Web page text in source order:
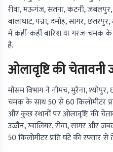
रीवा, मऊगंज, सतना, कटनी, जबलपुर,
बालाघाट, पन्ना, दमोह, सागर,
में कहीं-कहीं बारिश या गरज-चमक के
है.
ओलावृष्टि की चेतावनी
मौसम विभाग ने नीमच, मुरैना,
चमक के साथ 50 से 60 किलोमीटर
और कुछ स्थानों पर ओलावृष्टि की
उज्जैन, ग्वालियर, रीवा, सागर और
50 किलोमीटर प्रति घंटे की रफ्तार